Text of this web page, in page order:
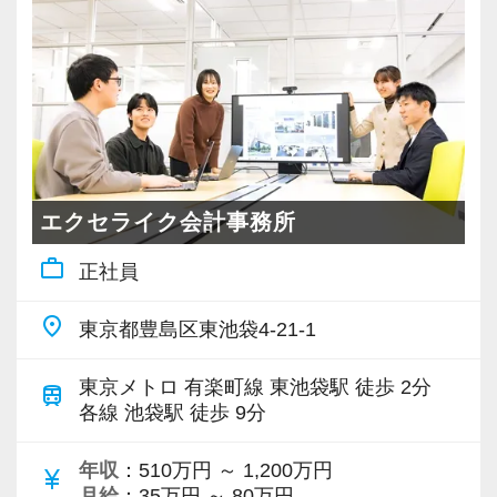
残業は一切なく、プライベートの時間もしっか
り確保できます。
資格試験の勉強や趣味でリフレッシュなど、退
社後の時間を上手く使ってワークライフバラン
スを整えることができるでしょう。
「もっと色々なことにチャレンジしてみた
い！」
ない！」
こんなお悩みを持っている方はぜひ当法人へお
越しください！
≪科目合格者・受験生の資格取得は全力で応援
出来るようになりました。
弊社の売上高経常利益率は30％に達しており、
現在は悠然と事業を遂行できる体制が整ってい
ます。
その結果を受け2年連続でベースアップを行い、
全スタッフの報酬を2年間で160万円以上昇給し
ました。
弊社の業態ではクライアントが増えた際の利益
へのインパクトが大きいため今後も更なるベー
弊社の尋常ならぬ生産性の高さは、徹底的した
サプライチェーンマネジメントにより実現して
資料の回収から申告書の提出までの過程をデジ
エクセライク会計事務所
work_outline 正社員
place 東京都豊島区東池袋4-21-1
train
東京メトロ 有楽町線 東池袋駅 徒歩 2分
各線 池袋駅 徒歩 9分
currency_yen 年収 ：510万円 ～ 1,200万円